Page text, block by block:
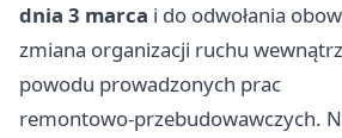
dnia 3 marca i do odwołania
zmiana organizacji ruchu
powodu prowadzonych prac
remontowo‑przebudowawczych.